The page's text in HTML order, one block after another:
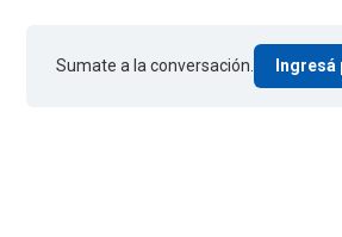
Sumate a la conversación.